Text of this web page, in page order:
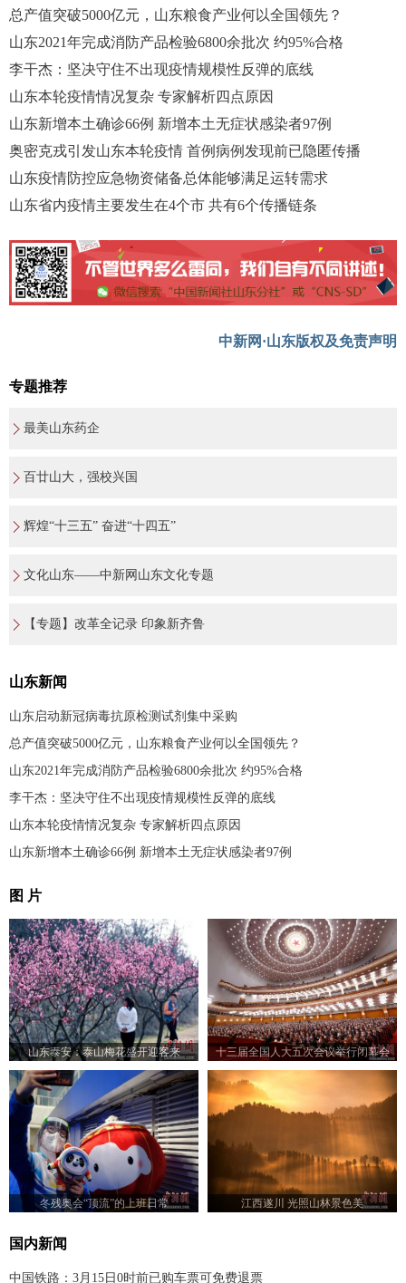
总产值突破5000亿元，山东粮食产业何以全国领先？
山东2021年完成消防产品检验6800余批次 约95%合格
李干杰：坚决守住不出现疫情规模性反弹的底线
山东本轮疫情情况复杂 专家解析四点原因
山东新增本土确诊66例 新增本土无症状感染者97例
奥密克戎引发山东本轮疫情 首例病例发现前已隐匿传播
山东疫情防控应急物资储备总体能够满足运转需求
山东省内疫情主要发生在4个市 共有6个传播链条
中新网·山东版权及免责声明
专题推荐
最美山东药企
百廿山大，强校兴国
辉煌“十三五” 奋进“十四五”
文化山东——中新网山东文化专题
【专题】改革全记录 印象新齐鲁
山东新闻
山东启动新冠病毒抗原检测试剂集中采购
总产值突破5000亿元，山东粮食产业何以全国领先？
山东2021年完成消防产品检验6800余批次 约95%合格
李干杰：坚决守住不出现疫情规模性反弹的底线
山东本轮疫情情况复杂 专家解析四点原因
山东新增本土确诊66例 新增本土无症状感染者97例
图 片
山东泰安：泰山梅花盛开迎客来 十三届全国人大五次会议举行闭幕会
冬残奥会“顶流”的上班日常 江西遂川 光照山林景色美
国内新闻
中国铁路：3月15日0时前已购车票可免费退票